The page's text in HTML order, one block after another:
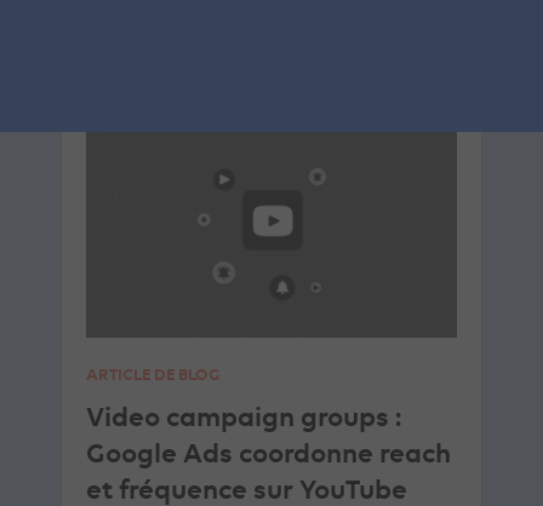
ARTICLE DE BLOG
Video campaign groups :
Google Ads coordonne reach
et fréquence sur YouTube